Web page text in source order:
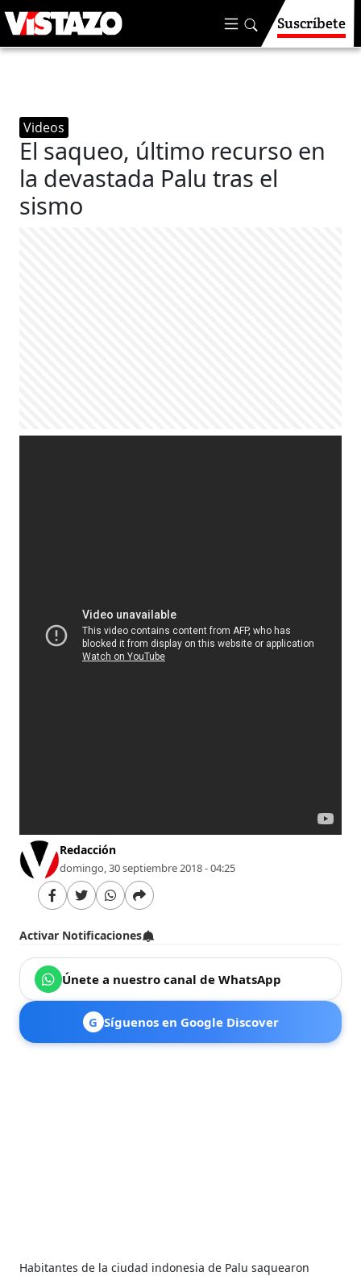
Suscríbete
Videos
El saqueo, último recurso en
la devastada Palu tras el
sismo
Redacción
domingo, 30 septiembre 2018 - 04:25
Activar Notificaciones
Únete a nuestro canal de WhatsApp
G Síguenos en Google Discover
Habitantes de la ciudad indonesia de Palu saquearon